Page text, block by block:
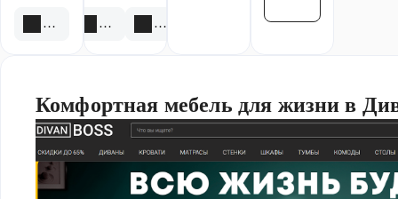
2 скидки 2 акции 2 скидки
Комфортная мебель для жизни в